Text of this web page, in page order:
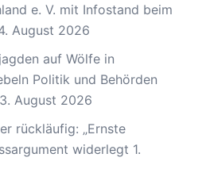
e. V. mit Infostand beim
August 2026
auf Wölfe in
Politik und Behörden
3. August 2026
rückläufig: „Ernste
widerlegt 1.